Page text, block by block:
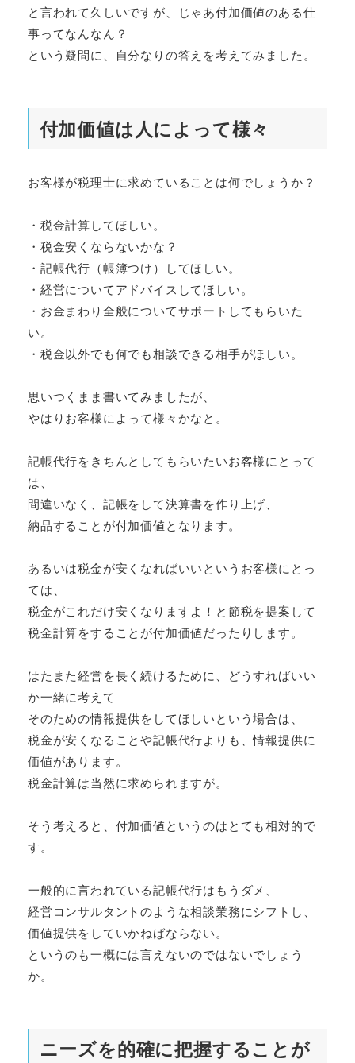
と言われて久しいですが、じゃあ付加価値のある仕
事ってなんなん？
という疑問に、自分なりの答えを考えてみました。
付加価値は人によって様々
お客様が税理士に求めていることは何でしょうか？
・税金計算してほしい。
・税金安くならないかな？
・記帳代行（帳簿つけ）してほしい。
・経営についてアドバイスしてほしい。
・お金まわり全般についてサポートしてもらいた
い。
・税金以外でも何でも相談できる相手がほしい。
思いつくまま書いてみましたが、
やはりお客様によって様々かなと。
記帳代行をきちんとしてもらいたいお客様にとって
は、
間違いなく、記帳をして決算書を作り上げ、
納品することが付加価値となります。
あるいは税金が安くなればいいというお客様にとっ
ては、
税金がこれだけ安くなりますよ！と節税を提案して
税金計算をすることが付加価値だったりします。
はたまた経営を長く続けるために、どうすればいい
か一緒に考えて
そのための情報提供をしてほしいという場合は、
税金が安くなることや記帳代行よりも、情報提供に
価値があります。
税金計算は当然に求められますが。
そう考えると、付加価値というのはとても相対的で
す。
一般的に言われている記帳代行はもうダメ、
経営コンサルタントのような相談業務にシフトし、
価値提供をしていかねばならない。
というのも一概には言えないのではないでしょう
か。
ニーズを的確に把握することが